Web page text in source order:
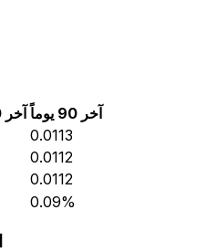
آخر 30 يوماً
آخر 90 يوماً
0.0113
0.0112
0.0112
0.09%